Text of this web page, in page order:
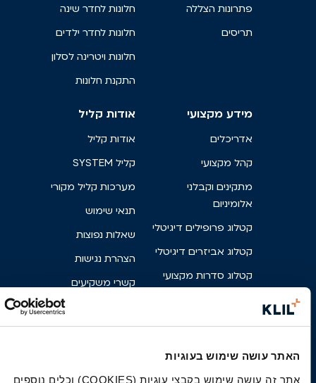
האתר עושה שימוש בעוגיות
אתר זה עושה שימוש בקבצי עוגיות (COOKIES) וכלים נוספים
פתרונות הצללה
תריסים
חלונות לחדר שינה
חלונות לחדר ילדים
חלונות ויטרינה לסלון
התקנת חלונות
מידע מקצועי
אדריכלים
קהל מקצועי
מתקינים וקבלני
אלומיניום
קטלוג פרופילים דיגיטלי
קטלוג אביזרים דיגיטלי
קטלוג סדרות מקצועי
פרטי בניין
אודות קליל
אודות קליל
קליל SYSTEM
מערכות קליל מקורי
תנאי שימוש
שאלות נפוצות
הצהרת נגישות
קשרי משקיעים
צור קשר